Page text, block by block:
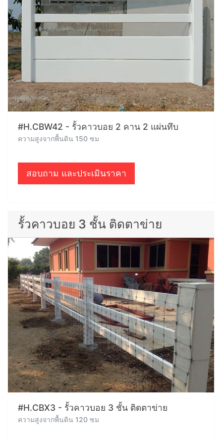
#H.CBW42 - รั้วคาวบอย 2 คาน 2 แผ่นทึบ
ความสูงจากพื้นดิน 150 ซม
สอบถาม และประเมินราคา
รั้วคาวบอย 3 ชั้น ติดตาข่าย
#H.CBX3 - รั้วคาวบอย 3 ชั้น ติดตาข่าย
ความสูงจากพื้นดิน 120 ซม